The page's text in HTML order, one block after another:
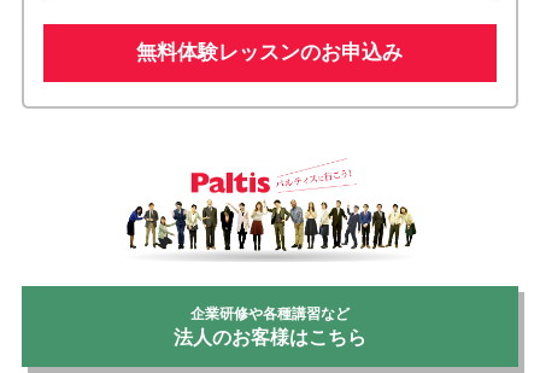
無料体験レッスンのお申込み
企業研修や各種講習など
法人のお客様はこちら